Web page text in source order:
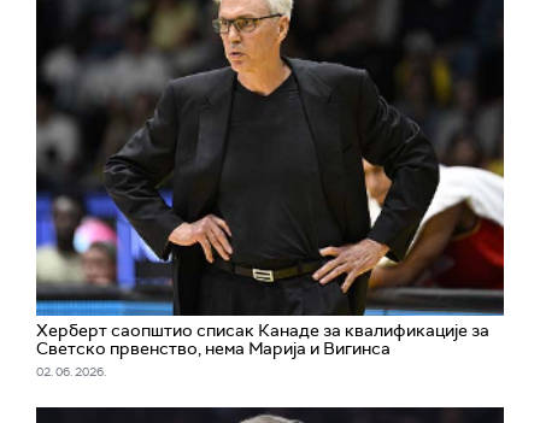
Херберт саопштио списак Канаде за квалификације за
Светско првенство, нема Марија и Вигинса
02. 06. 2026.